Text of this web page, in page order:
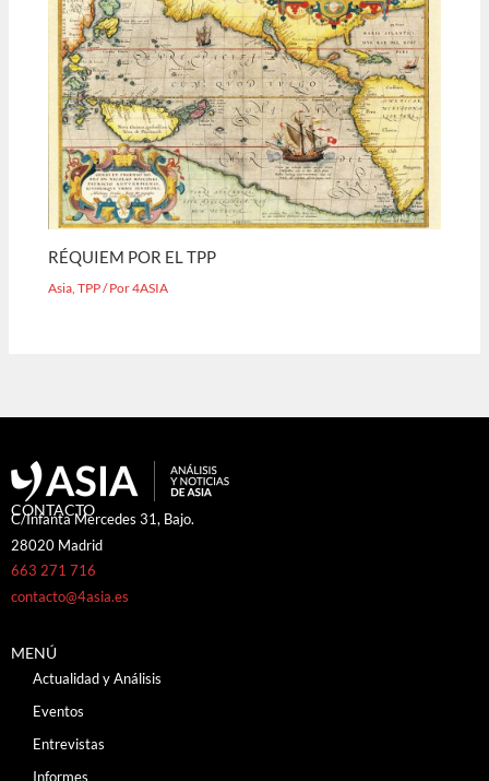
RÉQUIEM POR EL TPP
Asia ,TPP/ Por4ASIA
CONTACTO
C/Infanta Mercedes 31, Bajo.
28020 Madrid
663 271 716
contacto@4asia.es
MENÚ
Actualidad y Análisis
Eventos
Entrevistas
Informes